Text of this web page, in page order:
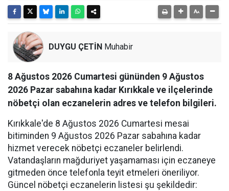
DUYGU ÇETİN Muhabir
8 Ağustos 2026 Cumartesi gününden 9 Ağustos
2026 Pazar sabahına kadar Kırıkkale ve ilçelerinde
nöbetçi olan eczanelerin adres ve telefon bilgileri.
Kırıkkale'de 8 Ağustos 2026 Cumartesi mesai
bitiminden 9 Ağustos 2026 Pazar sabahına kadar
hizmet verecek nöbetçi eczaneler belirlendi.
Vatandaşların mağduriyet yaşamaması için eczaneye
gitmeden önce telefonla teyit etmeleri öneriliyor.
Güncel nöbetçi eczanelerin listesi şu şekildedir: